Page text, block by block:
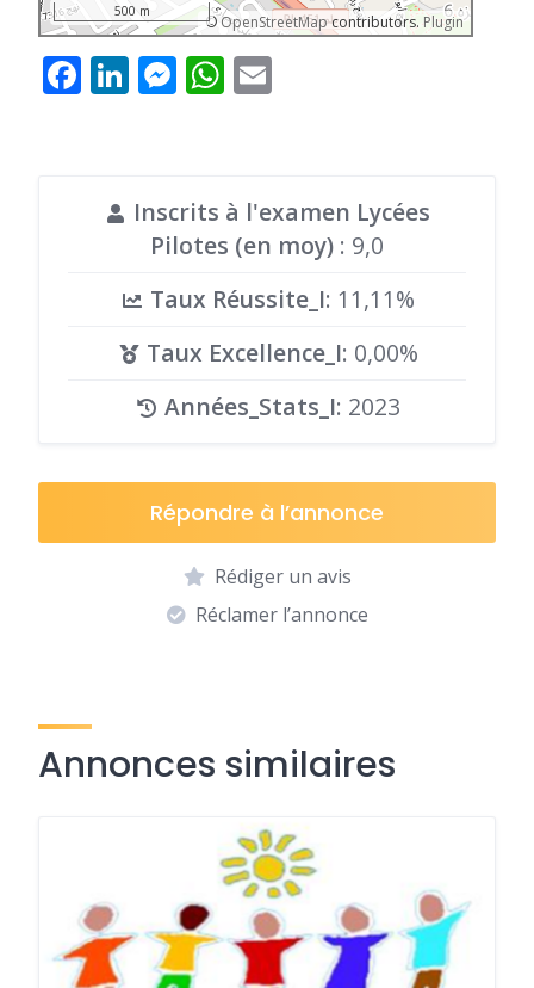
©OpenStreetMapcontributors.Plugin
500 m
Facebook
LinkedIn
Messenger
WhatsApp
Inscrits à l'examen Lycées
Pilotes (en moy) : 9,0
Taux Réussite_I: 11,11%
Taux Excellence_I: 0,00%
Années_Stats_I: 2023
Répondre à l’annonce
Rédiger un avis
Réclamer l’annonce
Annonces similaires